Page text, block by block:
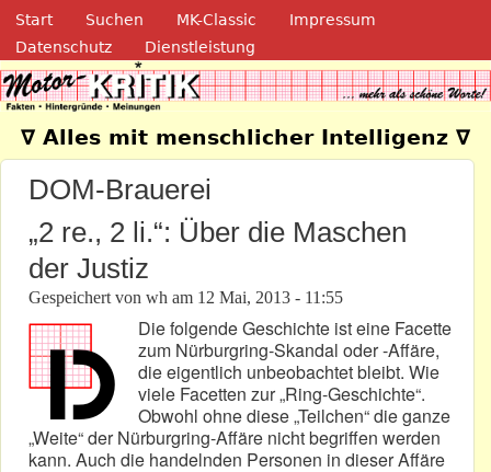
Direkt zum Inhalt
Navigation
Start Suchen MK-Classic
Impressum
Datenschutz
Dienstleistung
Motor-Kritik.de
∇ Alles mit menschlicher Intelligenz ∇
DOM-Brauerei
„2 re., 2 li.“: Über die Maschen
der Justiz
Gespeichert von wh am 12 Mai, 2013 - 11:55
Die folgende Geschichte ist eine Facette
zum Nürburgring-Skandal oder -Affäre,
die eigentlich unbeobachtet bleibt. Wie
viele Facetten zur „Ring-Geschichte“.
Obwohl ohne diese „Teilchen“ die ganze
„Weite“ der Nürburgring-Affäre nicht begriffen werden
kann. Auch die handelnden Personen in dieser Affäre